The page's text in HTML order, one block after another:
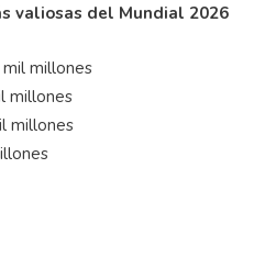
valiosas del Mundial 2026
millones
millones
millones